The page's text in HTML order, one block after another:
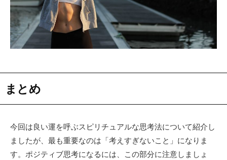
まとめ
今回は良い運を呼ぶスピリチュアルな思考法について紹介し
ましたが、最も重要なのは「考えすぎないこと」になりま
す。ポジティブ思考になるには、この部分に注意しましょ